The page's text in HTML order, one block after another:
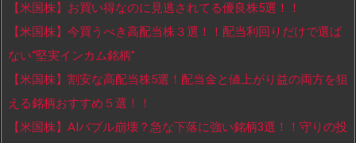
【米国株】お買い得なのに見逃されてる優良株5選！！
【米国株】今買うべき高配当株３選！！配当利回りだけで選ば
ない“堅実インカム銘柄”
【米国株】割安な高配当株5選！配当金と値上がり益の両方を狙
える銘柄おすすめ５選！！
【米国株】AIバブル崩壊？急な下落に強い銘柄3選！！守りの投